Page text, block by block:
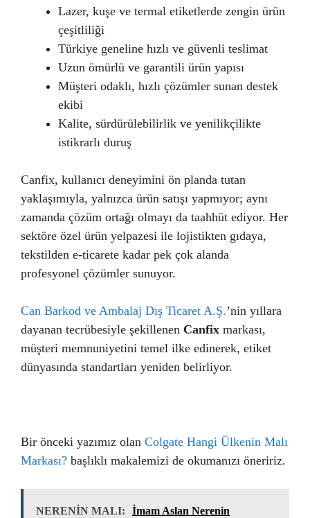
Lazer, kuşe ve termal etiketlerde zengin ürün
çeşitliliği
Türkiye geneline hızlı ve güvenli teslimat
Uzun ömürlü ve garantili ürün yapısı
Müşteri odaklı, hızlı çözümler sunan destek
ekibi
Kalite, sürdürülebilirlik ve yenilikçilikte
istikrarlı duruş
Canfix, kullanıcı deneyimini ön planda tutan
yaklaşımıyla, yalnızca ürün satışı yapmıyor; aynı
zamanda çözüm ortağı olmayı da taahhüt ediyor. Her
sektöre özel ürün yelpazesi ile lojistikten gıdaya,
tekstilden e-ticarete kadar pek çok alanda
profesyonel çözümler sunuyor.
Can Barkod ve Ambalaj Dış Ticaret A.Ş.’nin yıllara
dayanan tecrübesiyle şekillenen Canfix markası,
müşteri memnuniyetini temel ilke edinerek, etiket
dünyasında standartları yeniden belirliyor.
Bir önceki yazımız olan Colgate Hangi Ülkenin Malı
Markası? başlıklı makalemizi de okumanızı öneririz.
NERENİN MALI:
İmam Aslan Nerenin